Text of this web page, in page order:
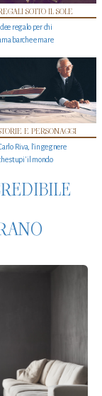
SOTTO IL SOLE
Idee regalo per chi
barche e mare
E PERSONAGGI
Riva, l’ingegnere
stupi' il mondo